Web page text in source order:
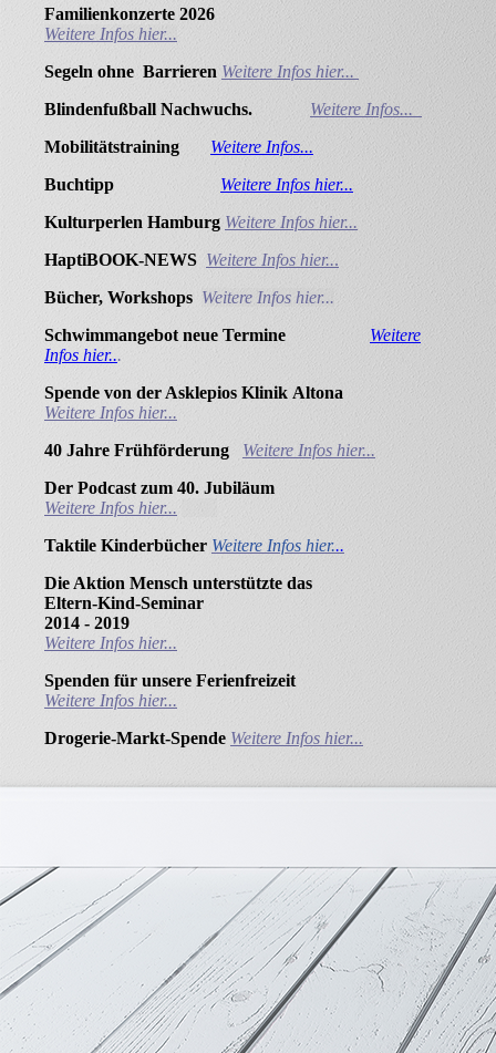
Familienkonzerte 2026
Weitere Infos hier...
Segeln ohne Barrieren Weitere Infos hier...
Blindenfußball Nachwuchs. Weitere Infos...
Mobilitätstraining Weitere Infos...
Buchtipp
Weitere Infos hier...
Kulturperlen Hamburg Weitere Infos hier...
HaptiBOOK-NEWS Weitere Infos hier...
Bücher, Workshops Weitere Infos hier...
Schwimmangebot neue Termine Weitere
Infos hier...
Spende von der Asklepios Klinik Altona
Weitere Infos hier...
40 Jahre Frühförderung Weitere Infos hier...
Der Podcast zum 40. Jubiläum
Weitere Infos hier...
Taktile Kinderbücher Weitere Infos hier...
Die Aktion Mensch unterstützte das
Eltern-Kind-Seminar
2014 - 2019
Weitere Infos hier...
Spenden für unsere Ferienfreizeit
Weitere Infos hier...
Drogerie-Markt-Spende Weitere Infos hier...